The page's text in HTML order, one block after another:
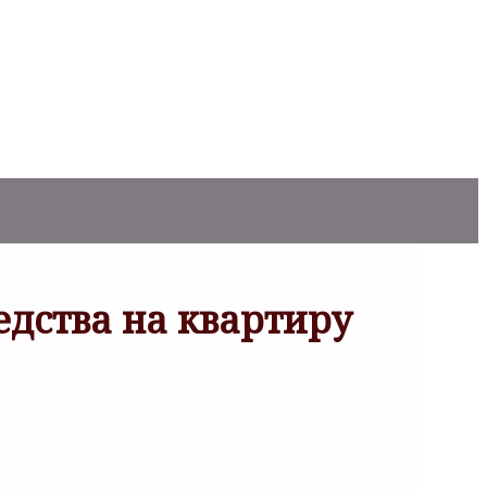
на квартиру